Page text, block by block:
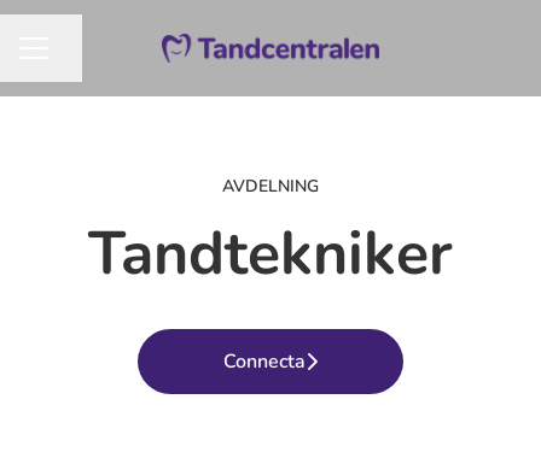
AVDELNING
Tandtekniker
Connecta